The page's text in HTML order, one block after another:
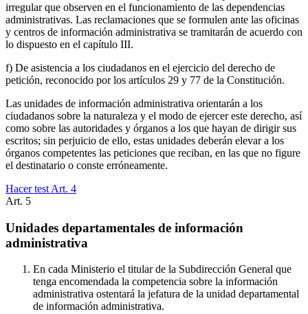
irregular que observen en el funcionamiento de las dependencias
administrativas. Las reclamaciones que se formulen ante las oficinas
y centros de información administrativa se tramitarán de acuerdo con
lo dispuesto en el capítulo III.
f) De asistencia a los ciudadanos en el ejercicio del derecho de
petición, reconocido por los artículos 29 y 77 de la Constitución.
Las unidades de información administrativa orientarán a los
ciudadanos sobre la naturaleza y el modo de ejercer este derecho, así
como sobre las autoridades y órganos a los que hayan de dirigir sus
escritos; sin perjuicio de ello, estas unidades deberán elevar a los
órganos competentes las peticiones que reciban, en las que no figure
el destinatario o conste erróneamente.
Hacer test Art. 4
Art. 5
Unidades departamentales de información
administrativa
En cada Ministerio el titular de la Subdirección General que
tenga encomendada la competencia sobre la información
administrativa ostentará la jefatura de la unidad departamental
de información administrativa.